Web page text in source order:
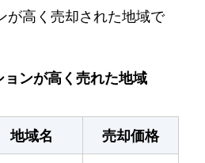
が高く売却された地域で
ンが高く売れた地域
地域名
売却価格